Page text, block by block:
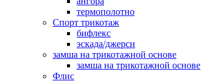
термополотно
Спорт трикотаж
бифлекс
эскада/джерси
замша на трикотажной основе
замша на трикотажной основе
Флис